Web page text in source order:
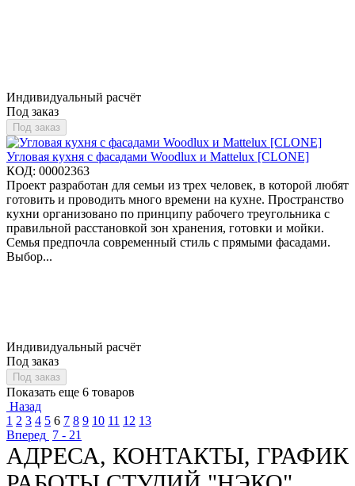
Индивидуальный расчёт
Под заказ
Под заказ
Угловая кухня с фасадами Woodlux и Mattelux [CLONE]
КОД: 00002363
Проект разработан для семьи из трех человек, в которой любят
готовить и проводить много времени на кухне. Пространство
кухни организовано по принципу рабочего треугольника с
правильной расстановкой зон хранения, готовки и мойки.
Семья предпочла современный стиль с прямыми фасадами.
Выбор...
Индивидуальный расчёт
Под заказ
Под заказ
Показать еще 6 товаров
Назад
1 2 3 4 5 6 7 8 9 10 11 12 13
Вперед 7 - 21
АДРЕСА, КОНТАКТЫ, ГРАФИК